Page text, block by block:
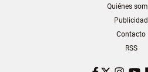
Quiénes
Publicidad
Contacto
RSS